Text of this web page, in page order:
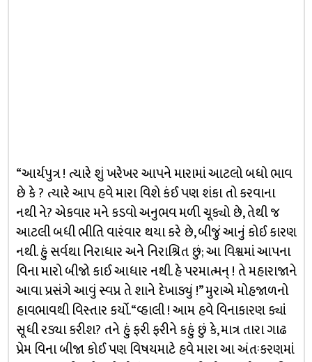
“આર્યપુત્ર ! ત્યારે શું ખરેખર આપને મારામાં આટલો બધો ભાવ
છે કે ? ત્યારે આપ હવે મારા વિશે કંઈ પણ શંકા તો કરવાના
નથી ને? એકવાર મને કડવો અનુભવ મળી ચૂક્યો છે, તેથી જ
આટલી બધી ભીતિ વારંવાર થયા કરે છે, બીજું આનું કોઈ કારણ
નથી. હું સર્વથા નિરાધાર અને નિરાશ્રિત છું; આ વિશ્વમાં આપના
વિના મારો બીજો કાઈ આધાર નથી. હે પરમાત્મન્ ! તે મહારાજાને
આવા પ્રસંગે આવું સ્વપ્ન તે શાને દેખાડ્યું !” મુરાએ મોહજાળનો
હાવભાવથી વિસ્તાર કર્યો. “વ્હાલી ! આમ હવે વિનાકારણ ક્યાં
સૂધી રડ્યા કરીશ? તને હું ફરી ફરીને કહું છું કે, માત્ર તારા ગાઢ
પ્રેમ વિના બીજા કોઈ પણ વિષયમાટે હવે મારા આ અંતઃકરણમાં